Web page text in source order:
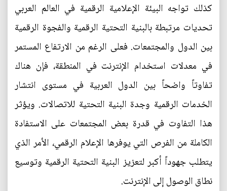
كذلك تواجه البيئة الإعلامية الرقمية في العالم العربي
تحديات مرتبطة بالبنية التحتية الرقمية والفجوة الرقمية
بين الدول والمجتمعات. فعلى الرغم من الارتفاع المستمر
في معدلات استخدام الإنترنت في المنطقة، فإن هناك
تفاوتاً واضحاً بين الدول العربية في مستوى انتشار
الخدمات الرقمية وجدة البنية التحتية للاتصالات. ويؤثر
هذا التفاوت في قدرة بعض المجتمعات على الاستفادة
الكاملة من الفرص التي يوفرها الإعلام الرقمي، الأمر الذي
يتطلب جهوداً أكبر لتعزيز البنية التحتية الرقمية وتوسيع
نطاق الوصول إلى الإنترنت.